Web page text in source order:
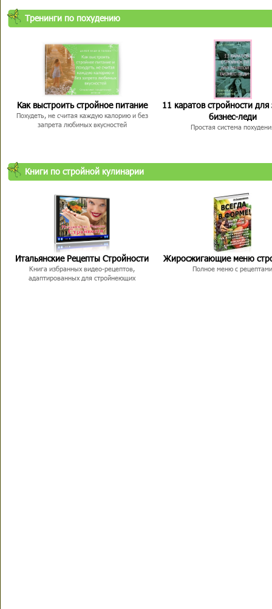
Тренинги по похудению
Как выстроить стройное питание
Похудеть, не считая каждую калорию и без
запрета любимых вкусностей
11 каратов стройности для
бизнес-леди
Простая система
Книги по стройной кулинарии
Итальянские Рецепты Стройности
Книга избранных видео-рецептов,
адаптированных для стройнеющих
Жиросжигающие меню
Полное меню с рецептами